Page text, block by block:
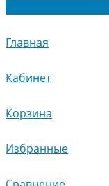
Главная
Кабинет
Корзина
Избранные